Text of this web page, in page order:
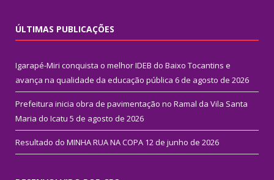
ÚLTIMAS PUBLICAÇÕES
Igarapé-Miri conquista o melhor IDEB do Baixo Tocantins e
avança na qualidade da educação pública 6 de agosto de 2026
Prefeitura inicia obra de pavimentação no Ramal da Vila Santa
Maria do Icatu 5 de agosto de 2026
Resultado do MINHA RUA NA COPA 12 de junho de 2026